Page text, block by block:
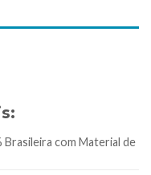
com Material de